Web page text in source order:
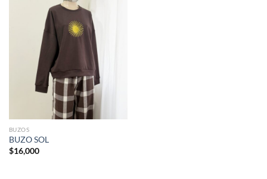
BUZOS
BUZO SOL
$16,000